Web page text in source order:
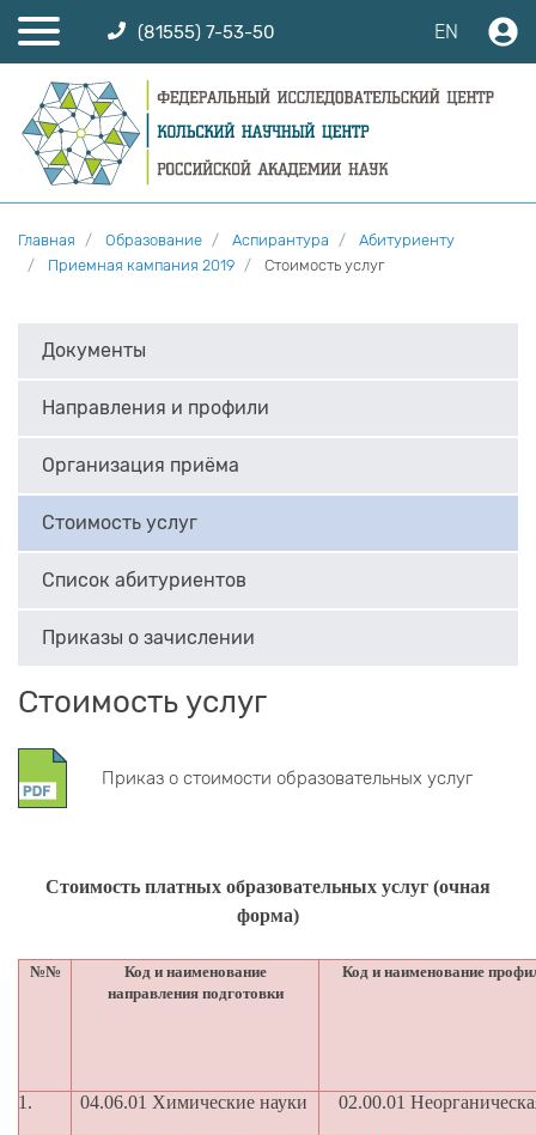
(81555) 7-53-50 EN
Главная Образование Аспирантура
Абитуриенту
Приемная кампания 2019
Стоимость услуг
Документы
Направления и профили
Организация приёма
Стоимость услуг
Список абитуриентов
Приказы о зачислении
Стоимость услуг
Приказ о стоимости образовательных услуг
Стоимость платных образовательных услуг (очная
форма)
№№
Код и наименование
направления подготовки
Код и наименование
1. 04.06.01 Химические науки 02.00.01